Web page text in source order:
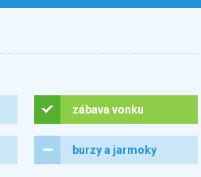
zábava vonku
burzy a jarmoky